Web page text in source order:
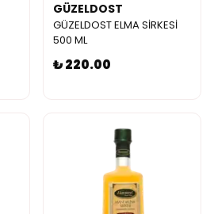
GÜZELDOST
GÜZELDOST ELMA SİRKESİ
500 ML
₺ 220.00